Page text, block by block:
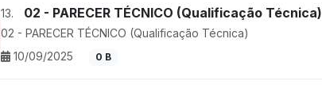
13. 02 - PARECER TÉCNICO (Qualificação Técnica)
02 - PARECER TÉCNICO (Qualificação Técnica)
10/09/2025
0 B